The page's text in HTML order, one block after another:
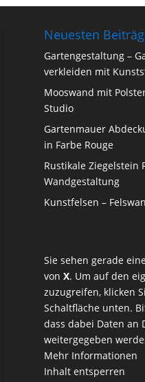
Neuesten
Gartengestaltung –
verkleiden mit
Mooswand mit
Studio
Gartenmauer
in Farbe Rouge
Rustikale Ziegelstein
Wandgestaltung
Kunstfelsen –
Sie sehen gerade
von X. Um auf den
zuzugreifen, klicken
Schaltfläche unten.
dass dabei Daten an
weitergegeben
Mehr Informationen
Inhalt entsperren